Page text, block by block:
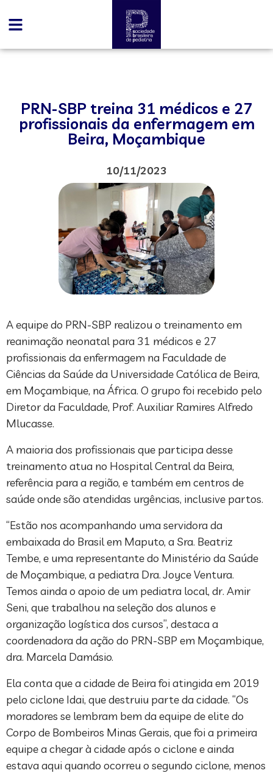
PRN-SBP treina 31 médicos e 27
profissionais da enfermagem em
Beira, Moçambique
10/11/2023
A equipe do PRN-SBP realizou o treinamento em
reanimação neonatal para 31 médicos e 27
profissionais da enfermagem na Faculdade de
Ciências da Saúde da Universidade Católica de Beira,
em Moçambique, na África. O grupo foi recebido pelo
Diretor da Faculdade, Prof. Auxiliar Ramires Alfredo
Mlucasse.
A maioria dos profissionais que participa desse
treinamento atua no Hospital Central da Beira,
referência para a região, e também em centros de
saúde onde são atendidas urgências, inclusive partos.
“Estão nos acompanhando uma servidora da
embaixada do Brasil em Maputo, a Sra. Beatriz
Tembe, e uma representante do Ministério da Saúde
de Moçambique, a pediatra Dra. Joyce Ventura.
Temos ainda o apoio de um pediatra local, dr. Amir
Seni, que trabalhou na seleção dos alunos e
organização logística dos cursos”, destaca a
coordenadora da ação do PRN-SBP em Moçambique,
dra. Marcela Damásio.
Ela conta que a cidade de Beira foi atingida em 2019
pelo ciclone Idai, que destruiu parte da cidade. “Os
moradores se lembram bem da equipe de elite do
Corpo de Bombeiros Minas Gerais, que foi a primeira
equipe a chegar à cidade após o ciclone e ainda
estava aqui quando ocorreu o segundo ciclone, menos